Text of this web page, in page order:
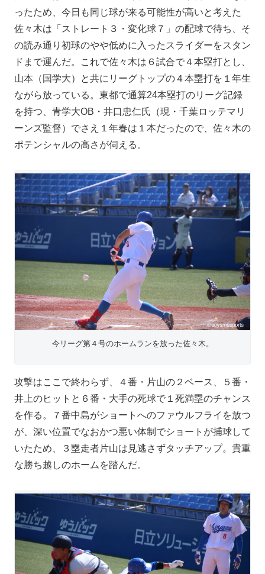
ったため、今日も同じ球が来る可能性が高いと考えた
佐々木は「ストレート３・変化球７」の配球で待ち、そ
の読み通り初球のやや低めに入ったスライダーをスタン
ドまで運んだ。これで佐々木は６試合で４本塁打とし、
山本（国学大）と共にリーグトップの４本塁打を１年生
ながら放っている。東都で通算24本塁打のリーグ記録
を持つ、青学大OB・井口忠仁氏（現・千葉ロッテマリ
ーンズ監督）でさえ１年春は１本だったので、佐々木の
ポテンシャルの高さが伺える。
今リーグ第４号のホームランを放った佐々木。
攻撃はここで終わらず、４番・片山の２ベース、５番・
井上のヒットと６番・大手の死球で１死満塁のチャンス
を作る。７番中島がショートへのファウルフライを放つ
が、深い位置でなおかつ悪い体制でショートが捕球して
いたため、３塁走者片山は見逃さずタッチアップ。貴重
な勝ち越しのホームを踏んだ。